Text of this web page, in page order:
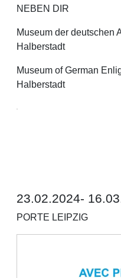
NEBEN DIR
Museum der deutschen
Halberstadt
Museum of German
Halberstadt
23.02.2024-
PORTE LEIPZIG